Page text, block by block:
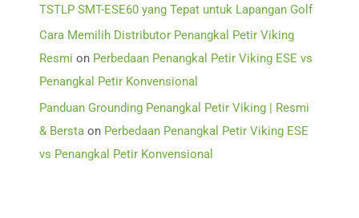
TSTLP SMT-ESE60 yang Tepat untuk Lapangan Golf
Cara Memilih Distributor Penangkal Petir Viking
Resmi on Perbedaan Penangkal Petir Viking ESE vs
Penangkal Petir Konvensional
Panduan Grounding Penangkal Petir Viking | Resmi
& Bersta on Perbedaan Penangkal Petir Viking ESE
vs Penangkal Petir Konvensional